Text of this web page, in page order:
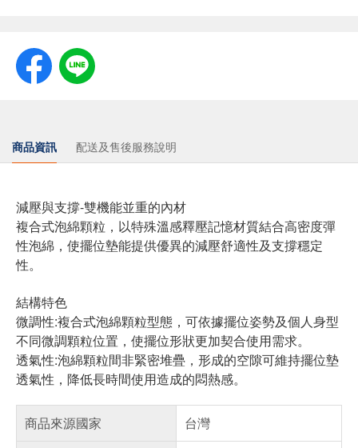
商品資訊 配送及售後服務說明
減壓與支撐-雙機能並重的內材
複合式泡綿顆粒，以特殊溫感釋壓記憶材質結合高密度彈
性泡綿，使擺位墊能提供優異的減壓舒適性及支撐穩定
性。
結構特色
微調性:複合式泡綿顆粒型態，可依據擺位姿勢及個人身型
不同微調顆粒位置，使擺位形狀更加契合使用需求。
透氣性:泡綿顆粒間非緊密堆疊，形成的空隙可維持擺位墊
透氣性，降低長時間使用造成的悶熱感。
商品來源國家
台灣